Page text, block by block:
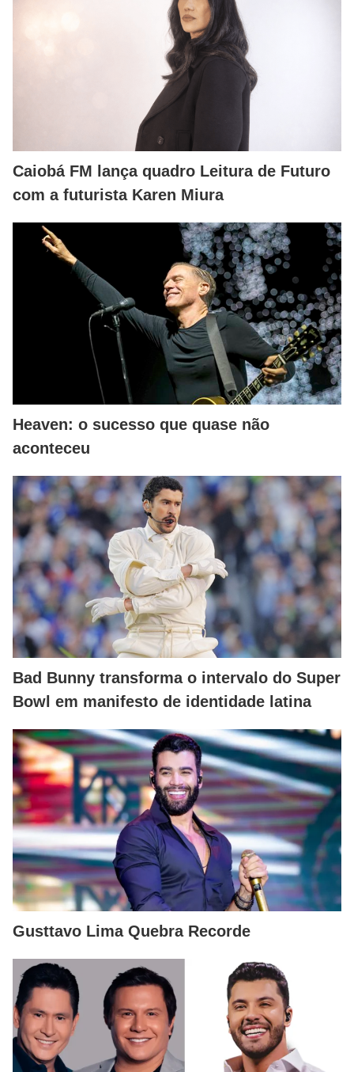
Caiobá FM lança quadro Leitura de Futuro
com a futurista Karen Miura
Heaven: o sucesso que quase não
aconteceu
Bad Bunny transforma o intervalo do Super
Bowl em manifesto de identidade latina
Gusttavo Lima Quebra Recorde